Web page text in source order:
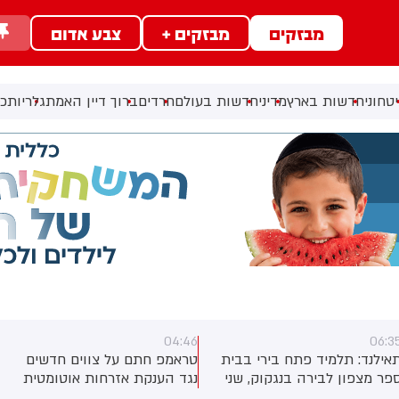
מבזקים מבזקים + צבע אדום
חדשות בארץמדיניחדשות בעולםחרדיםברוך דיין האמתגלריות
תלמיד פתח בירי בבית
מצפון לבירה בנגקוק, שני
04:46
טראמפ חתם על צווים חדשים
נגד הענקת אזרחות אוטומטית